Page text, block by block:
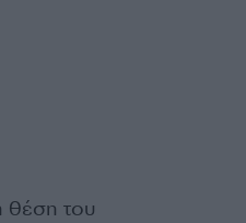
θέση του